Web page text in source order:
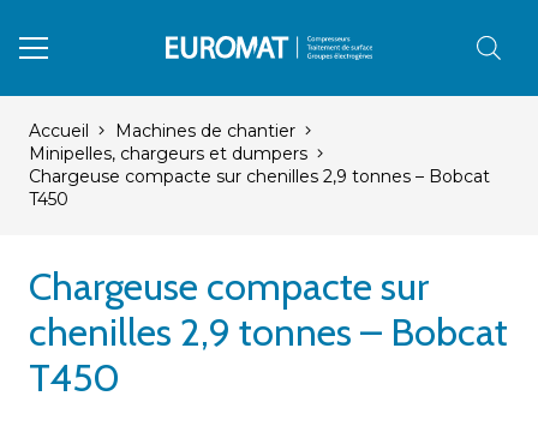
Accueil
Machines de chantier
Minipelles, chargeurs et dumpers
Chargeuse compacte sur chenilles 2,9 tonnes – Bobcat
T450
Chargeuse compacte sur
chenilles 2,9 tonnes – Bobcat
T450